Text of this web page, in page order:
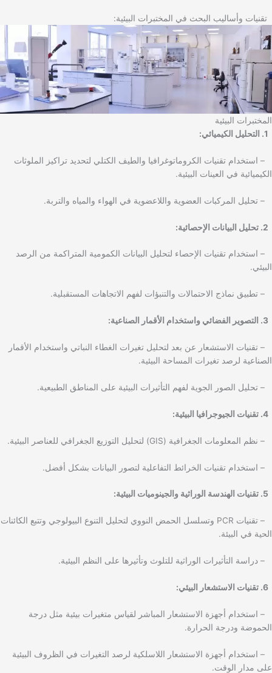
تقنيات وأساليب البحث في المختبرات البيئية:
المختبرات البيئية
– استخدام تقنيات الكروماتوغرافيا والطيف الكتلي لتحديد تراكيز الملوثات
الكيميائية في العينات البيئية.
– تحليل المركبات العضوية واللاعضوية في الهواء والمياه والتربة.
– استخدام تقنيات الإحصاء لتحليل البيانات الكمومية المتراكمة من الرصد
البيئي.
– تطبيق نماذج الاحتمالات والتنبؤات لفهم الاتجاهات المستقبلية.
– تقنيات الاستشعار عن بعد لتحليل تغيرات الغطاء النباتي واستخدام الأقمار
الصناعية لرصد تغيرات المساحة البيئية.
– تحليل الصور الجوية لفهم التأثيرات البيئية على المناطق الطبيعية.
– نظم المعلومات الجغرافية (GIS) لتحليل التوزيع الجغرافي للعناصر البيئية.
– استخدام تقنيات الخرائط التفاعلية لتصور البيانات بشكل أفضل.
– تقنيات PCR وتسلسل الحمض النووي لتحليل التنوع البيولوجي وتتبع الكائنات
الحية في البيئة.
– دراسة التأثيرات الوراثية للتلوث وتأثيرها على النظم البيئية.
– استخدام أجهزة الاستشعار المباشر لقياس متغيرات بيئية مثل درجة
الحموضة ودرجة الحرارة.
– استخدام أجهزة الاستشعار اللاسلكية لرصد التغيرات في الظروف البيئية
على مدار الوقت.